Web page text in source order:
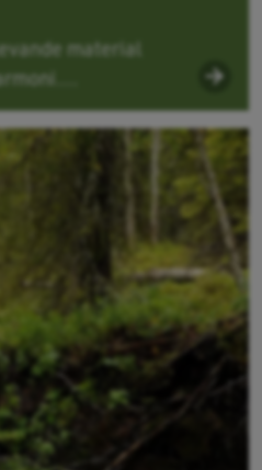
material